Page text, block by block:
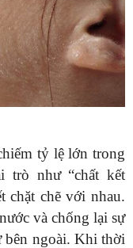
tỷ lệ lớn trong
trò như “chất kết
chặt chẽ với nhau.
và chống lại sự
bên ngoài. Khi thời